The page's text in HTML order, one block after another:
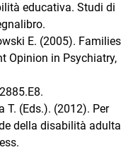
educativa. Studi di
E. (2005). Families
Opinion in Psychiatry,
T. (Eds.). (2012). Per
della disabilità adulta